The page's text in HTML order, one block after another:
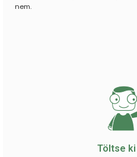
nem.
Töltse